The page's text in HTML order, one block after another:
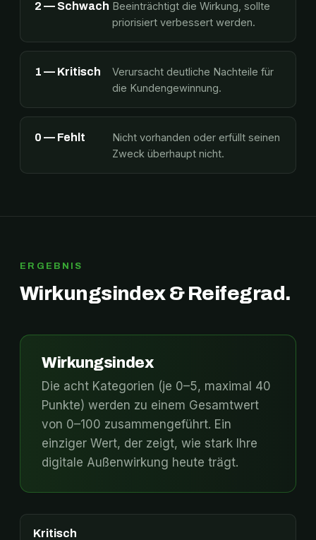
2 — Schwach Beeinträchtigt die Wirkung, sollte
priorisiert verbessert werden.
1 — Kritisch
Verursacht deutliche Nachteile für
die Kundengewinnung.
0 — Fehlt
Nicht vorhanden oder erfüllt seinen
Zweck überhaupt nicht.
ERGEBNIS
Wirkungsindex & Reifegrad.
Wirkungsindex
Die acht Kategorien (je 0–5, maximal 40
Punkte) werden zu einem Gesamtwert
von 0–100 zusammengeführt. Ein
einziger Wert, der zeigt, wie stark Ihre
digitale Außenwirkung heute trägt.
Kritisch